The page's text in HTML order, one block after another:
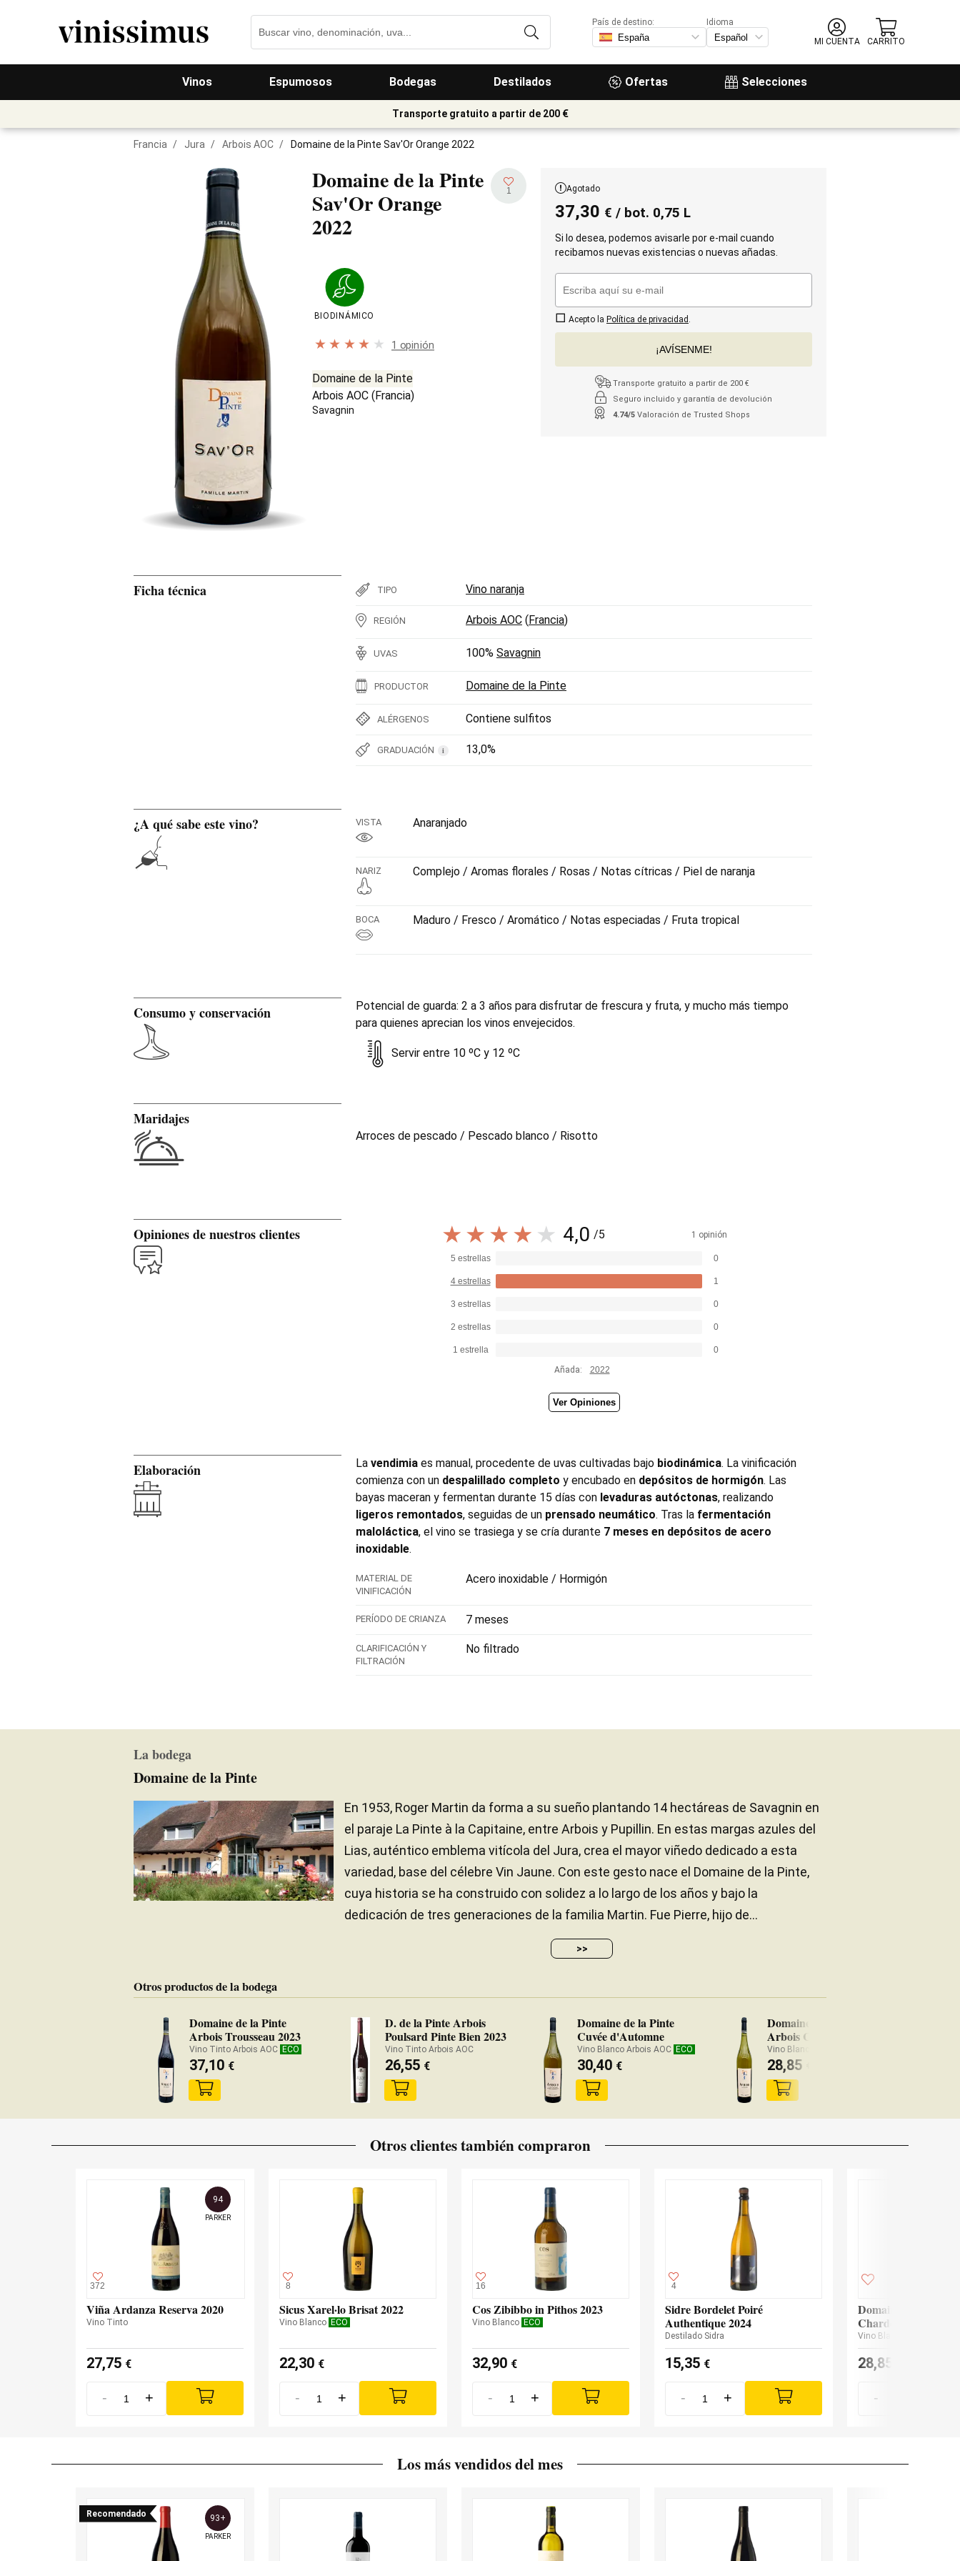
Vinos Espumosos Bodegas Destilados Ofertas Selecciones
País de destino:
Idioma
MI CUENTA
CARRITO
Transporte gratuito a partir de 200 €
Francia / Jura / Arbois AOC / Domaine de la Pinte Sav'Or Orange 2022
Domaine de la Pinte
Sav'Or Orange
2022
1
BIODINÁMICO
1 opinión
Domaine de la Pinte
Arbois AOC (Francia)
Savagnin
Agotado
37,30 € / bot. 0,75 L
Si lo desea, podemos avisarle por e-mail cuando
recibamos nuevas existencias o nuevas añadas.
Acepto la Política de privacidad .
¡AVÍSENME!
Transporte gratuito a partir de 200 €
Seguro incluido y garantía de devolución
4.74/5 Valoración de Trusted Shops
Ficha técnica TIPO Vino naranja
REGIÓN Arbois AOC (Francia)
UVAS 100% Savagnin
PRODUCTOR Domaine de la Pinte
ALÉRGENOS Contiene sulfitos
GRADUACIÓN i 13,0%
¿A qué sabe este vino? VISTA Anaranjado
NARIZ Complejo / Aromas florales / Rosas / Notas cítricas / Piel de naranja
BOCA Maduro / Fresco / Aromático / Notas especiadas / Fruta tropical
Consumo y conservación
Potencial de guarda: 2 a 3 años para disfrutar de frescura y fruta, y mucho más tiempo
para quienes aprecian los vinos envejecidos.
Servir entre 10 ºC y 12 ºC
Maridajes
Arroces de pescado / Pescado blanco / Risotto
Opiniones de nuestros clientes 4,0 /5 1 opinión
5 estrellas 0
4 estrellas 1
3 estrellas 0
2 estrellas 0
1 estrella
0
Añada:
2022
Ver Opiniones
Elaboración La vendimia es manual, procedente de uvas cultivadas bajo biodinámica. La vinificación
comienza con un despalillado completo y encubado en depósitos de hormigón. Las
bayas maceran y fermentan durante 15 días con levaduras autóctonas, realizando
ligeros remontados, seguidas de un prensado neumático. Tras la fermentación
maloláctica, el vino se trasiega y se cría durante 7 meses en depósitos de acero
inoxidable.
MATERIAL DE
VINIFICACIÓN
Acero inoxidable / Hormigón
PERÍODO DE CRIANZA 7 meses
CLARIFICACIÓN Y
FILTRACIÓN
No filtrado
La bodega
Domaine de la Pinte
En 1953, Roger Martin da forma a su sueño plantando 14 hectáreas de Savagnin en
el paraje La Pinte à la Capitaine, entre Arbois y Pupillin. En estas margas azules del
Lias, auténtico emblema vitícola del Jura, crea el mayor viñedo dedicado a esta
variedad, base del célebre Vin Jaune. Con este gesto nace el Domaine de la Pinte,
cuya historia se ha construido con solidez a lo largo de los años y bajo la
dedicación de tres generaciones de la familia Martin. Fue Pierre, hijo de...
>>
Otros productos de la bodega
Domaine de la Pinte
Arbois Trousseau 2023
Vino Tinto Arbois AOC ECO
37,10 €
D. de la Pinte Arbois
Poulsard Pinte Bien 2023
Vino Tinto Arbois AOC
26,55 €
Domaine de la Pinte
Cuvée d'Automne
Vino Blanco Arbois AOC ECO
30,40 €
Domaine de la Pinte
Arbois Chardonnay 2023
Vino Blanco Arbois AOC
28,85
Otros clientes también compraron
372
94
PARKER
Viña Ardanza Reserva 2020
Vino Tinto
27,75 €
- +
8
Sicus Xarel·lo Brisat 2022
Vino Blanco ECO
22,30 €
- +
16
Cos Zibibbo in Pithos 2023
Vino Blanco ECO
32,90 €
- +
4
Sidre Bordelet Poiré
Authentique 2024
Destilado Sidra
15,35 €
- +
Domaine de la
Chardonnay 2023
Vino Blanco
28,85
-
Los más vendidos del mes
Recomendado 93+
PARKER